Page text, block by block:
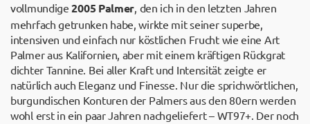
vollmundige2005 Palmer, den ich in den letzten Jahren
mehrfach getrunken habe, wirkte mit seiner superbe,
intensiven und einfach nur köstlichen Frucht wie eine Art
Palmer aus Kalifornien, aber mit einem kräftigen Rückgrat
dichter Tannine. Bei aller Kraft und Intensität zeigte er
natürlich auch Eleganz und Finesse. Nur die sprichwörtlichen,
burgundischen Konturen der Palmers aus den 80ern werden
wohl erst in ein paar Jahren nachgeliefert – WT97+. Der noch